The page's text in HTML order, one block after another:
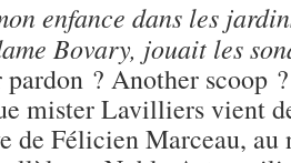
enfance dans les
Bovary, jouait les
? Another scoop
mister Lavilliers vient
de Félicien Marceau, au